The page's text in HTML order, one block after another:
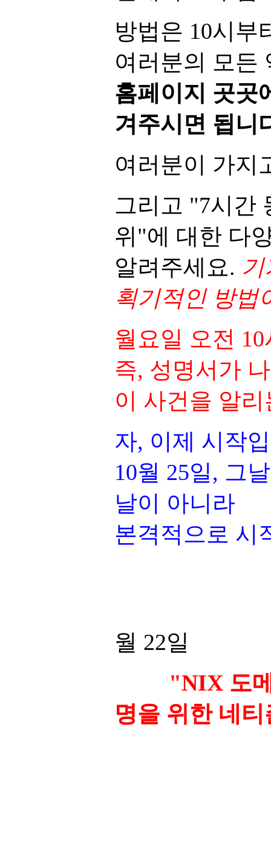
방법은 10시부
여러분의 모든
홈페이지 곳곳
겨주시면 됩니
여러분이 가지
그리고 "7시간
위"에 대한 다
알려주세요. 기
획기적인 방법
월요일 오전
즉, 성명서가
이 사건을 알
자, 이제 시작
10월 25일, 그
날이 아니라
본격적으로 시
월 22일
"NIX 도메
명을 위한 네